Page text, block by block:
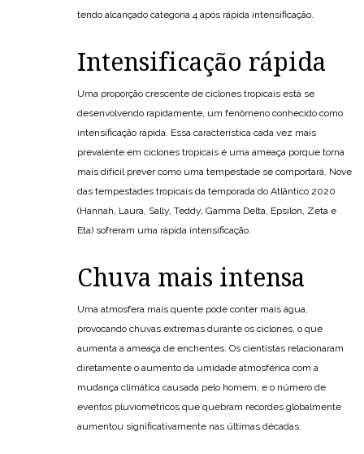
tendo alcançado categoria 4 após rápida intensificação.
Intensificação rápida
Uma proporção crescente de ciclones tropicais está se
desenvolvendo rapidamente, um fenômeno conhecido como
intensificação rápida. Essa característica cada vez mais
prevalente em ciclones tropicais é uma ameaça porque torna
mais difícil prever como uma tempestade se comportará. Nove
das tempestades tropicais da temporada do Atlântico 2020
(Hannah, Laura, Sally, Teddy, Gamma Delta, Epsilon, Zeta e
Eta) sofreram uma rápida intensificação.
Chuva mais intensa
Uma atmosfera mais quente pode conter mais água,
provocando chuvas extremas durante os ciclones, o que
aumenta a ameaça de enchentes. Os cientistas relacionaram
diretamente o aumento da umidade atmosférica com a
mudança climática causada pelo homem, e o número de
eventos pluviométricos que quebram recordes globalmente
aumentou significativamente nas últimas décadas.